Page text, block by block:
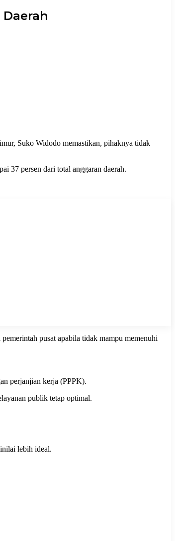
Suko Widodo memastikan, pihaknya tidak
37 persen dari total anggaran daerah.
pusat apabila tidak mampu memenuhi
perjanjian kerja (PPPK).
publik tetap optimal.
lebih ideal.